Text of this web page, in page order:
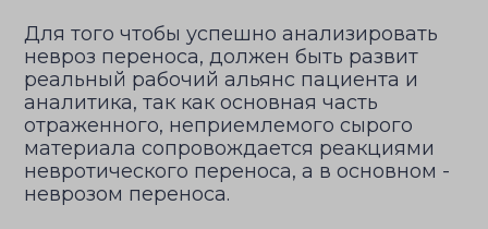
Для того чтобы успешно анализировать
невроз переноса, должен быть развит
реальный рабочий альянс пациента и
аналитика, так как основная часть
отраженного, неприемлемого сырого
материала сопровождается реакциями
невротического переноса, а в основном -
неврозом переноса.